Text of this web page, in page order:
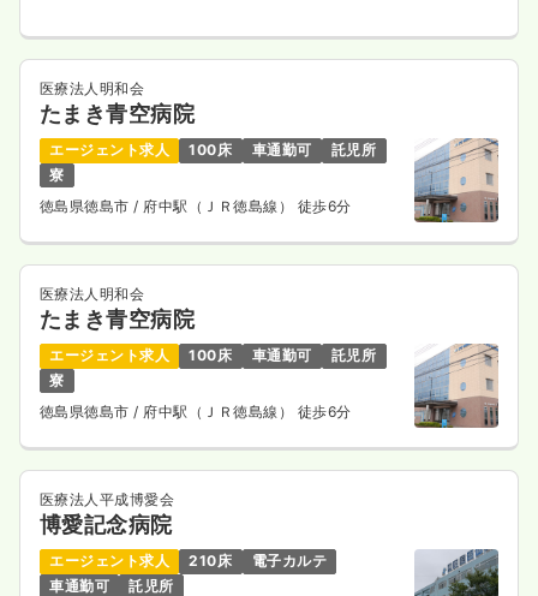
医療法人明和会
たまき青空病院
エージェント求人 100床 車通勤可
託児所
寮
徳島県徳島市/ 府中駅（ＪＲ徳島線） 徒歩6分
医療法人明和会
たまき青空病院
エージェント求人 100床 車通勤可
託児所
寮
徳島県徳島市/ 府中駅（ＪＲ徳島線） 徒歩6分
医療法人平成博愛会
博愛記念病院
エージェント求人 210床
電子カルテ
車通勤可
託児所